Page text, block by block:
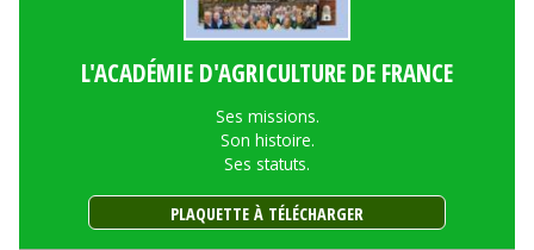
L'ACADÉMIE D'AGRICULTURE DE FRANCE
Ses missions.
Son histoire.
Ses statuts.
PLAQUETTE À TÉLÉCHARGER